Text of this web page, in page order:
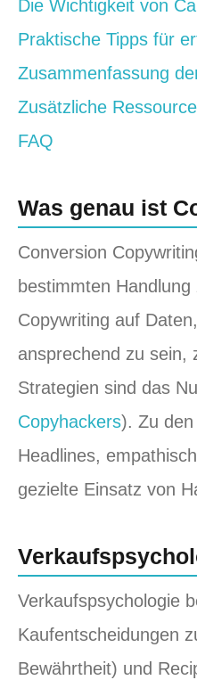
Die Wichtigkeit von
Praktische Tipps für
Zusammenfassung
Zusätzliche
FAQ
Was genau ist
Conversion
bestimmten
Copywriting auf
ansprechend zu sein,
Strategien sind das
Copyhackers). Zu
Headlines,
gezielte Einsatz von
Verkaufspsychologie
Kaufentscheidungen
Bewährtheit) und